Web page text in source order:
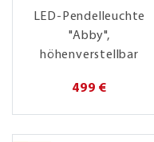
LED-Pendelleuchte
"Abby",
höhenverstellbar
499 €